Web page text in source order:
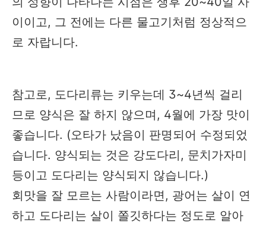
이이고, 그 전에는 다른 물고기처럼 정상적으
로 자랍니다.
참고로, 도다리류는 키우는데 3~4년씩 걸리
므로 양식은 잘 하지 않으며, 4월에 가장 맛이
좋습니다. (오타가 났음이 판명되어 수정되었
습니다. 양식되는 것은 강도다리, 문치가자미
등이고 도다리는 양식되지 않습니다.)
회맛을 잘 모르는 사람이라면, 광어는 살이 연
하고 도다리는 살이 쫄깃하다는 정도로 알아